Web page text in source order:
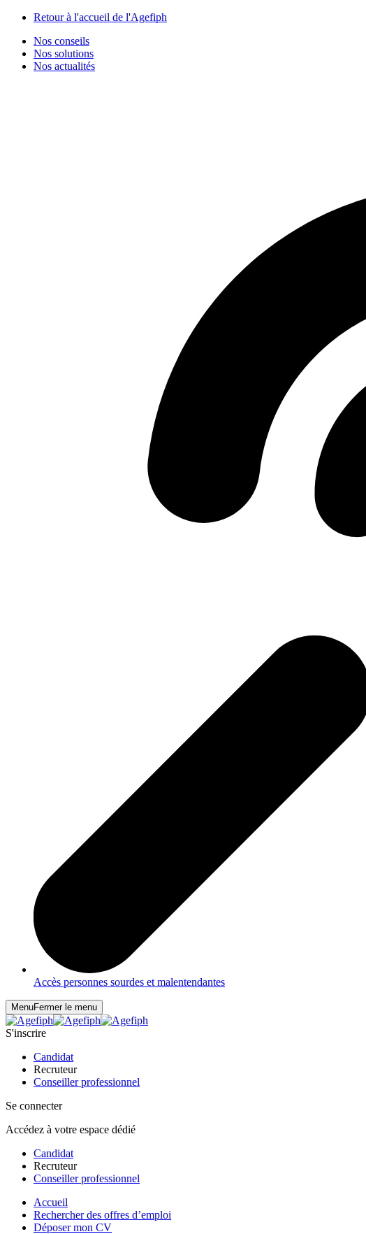
Retour à l'accueil de l'Agefiph
Nos conseils
Nos solutions
Nos actualités
Accès personnes sourdes et malentendantes
MenuFermer le menu
S'inscrire
Candidat
Recruteur
Conseiller professionnel
Se connecter
Accédez à votre espace dédié
Candidat
Recruteur
Conseiller professionnel
Accueil
Rechercher des offres d’emploi
Déposer mon CV